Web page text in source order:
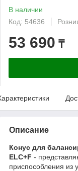
В наличии
Код: 54636
53 690 ₸
Описание
Конус для
ELC+F -
приспособления из